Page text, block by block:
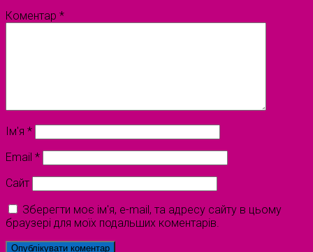
Коментар *
Ім'я *
Email *
Сайт
Зберегти моє ім'я, e-mail, та адресу сайту в цьому
браузері для моїх подальших коментарів.